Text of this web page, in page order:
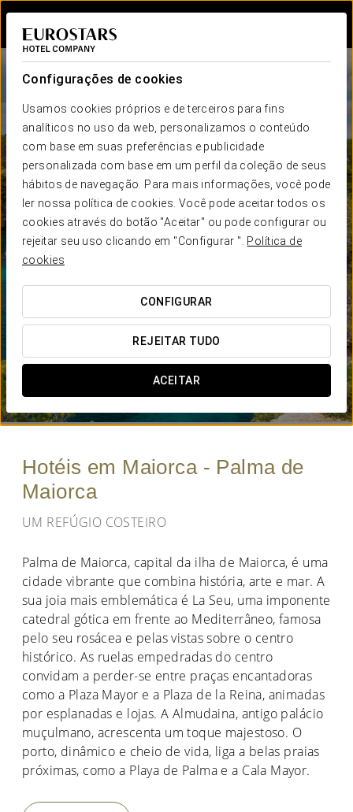
Configurações de cookies
Usamos cookies próprios e de terceiros para fins
analíticos no uso da web, personalizamos o conteúdo
com base em suas preferências e publicidade
personalizada com base em um perfil da coleção de seus
hábitos de navegação. Para mais informações, você pode
ler nossa política de cookies. Você pode aceitar todos os
cookies através do botão "Aceitar" ou pode configurar ou
rejeitar seu uso clicando em "Configurar ". Política de
cookies
CONFIGURAR
REJEITAR TUDO
ACEITAR
Hotéis em Maiorca - Palma de
Maiorca
UM REFÚGIO COSTEIRO
Palma de Maiorca, capital da ilha de Maiorca, é uma
cidade vibrante que combina história, arte e mar. A
sua joia mais emblemática é La Seu, uma imponente
catedral gótica em frente ao Mediterrâneo, famosa
pelo seu rosácea e pelas vistas sobre o centro
histórico. As ruelas empedradas do centro
convidam a perder-se entre praças encantadoras
como a Plaza Mayor e a Plaza de la Reina, animadas
por esplanadas e lojas. A Almudaina, antigo palácio
muçulmano, acrescenta um toque majestoso. O
porto, dinâmico e cheio de vida, liga a belas praias
próximas, como a Playa de Palma e a Cala Mayor.